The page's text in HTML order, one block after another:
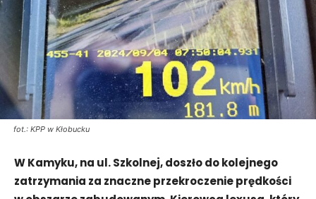
fot.: KPP w Kłobucku
W Kamyku, na ul. Szkolnej, doszło do kolejnego
zatrzymania za znaczne przekroczenie prędkości